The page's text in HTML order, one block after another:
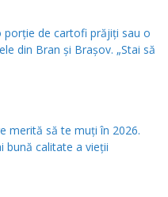
porţie de cartofi prăjiţi sau o
din Bran şi Braşov. „Stai să
merită să te muți în 2026.
bună calitate a vieții